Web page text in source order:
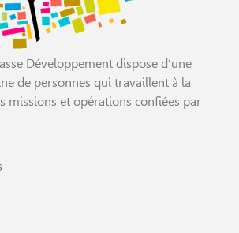
Développement dispose d’une
de personnes qui travaillent à la
missions et opérations confiées par